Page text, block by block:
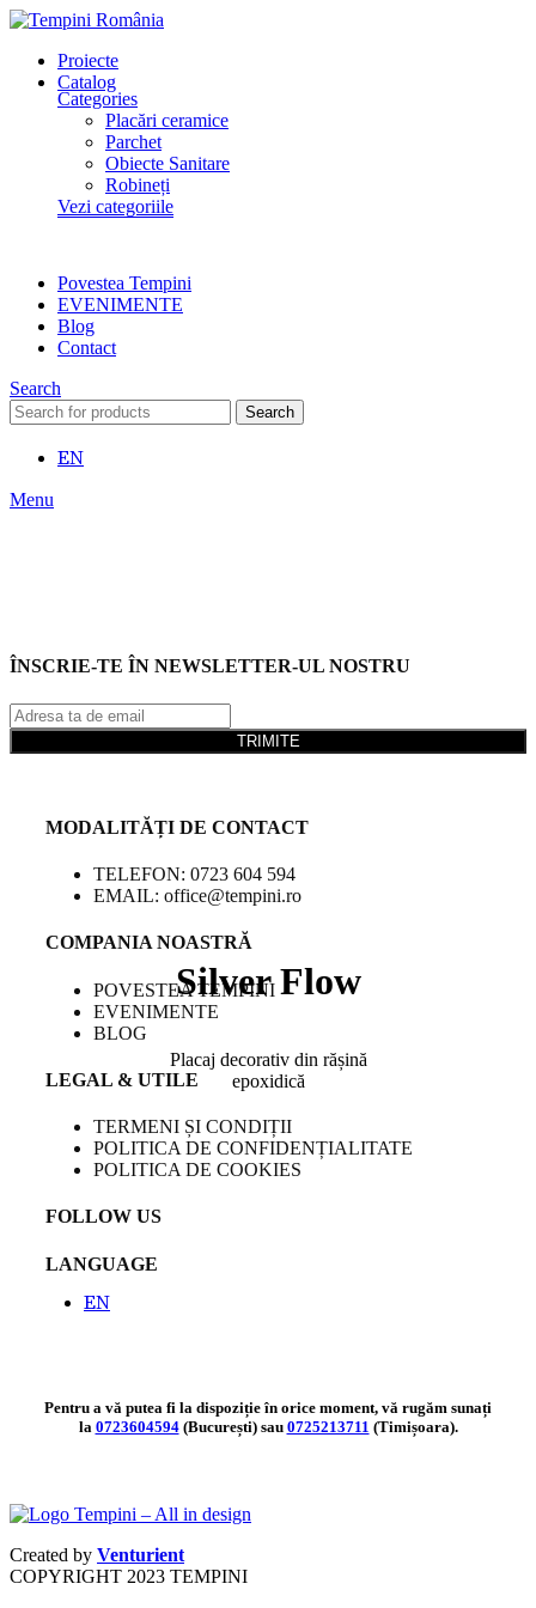
Proiecte
Catalog
Categories
Placări ceramice
Parchet
Obiecte Sanitare
Robineți
Vezi categoriile
Povestea Tempini
EVENIMENTE
Blog
Contact
Search
Search
EN
Menu
Silver Flow
Placaj decorativ din rășină
epoxidică
ÎNSCRIE-TE ÎN NEWSLETTER-UL NOSTRU
TRIMITE
MODALITĂȚI DE CONTACT
TELEFON: 0723 604 594
EMAIL: office@tempini.ro
COMPANIA NOASTRĂ
POVESTEA TEMPINI
EVENIMENTE
BLOG
LEGAL & UTILE
TERMENI ȘI CONDIȚII
POLITICA DE CONFIDENȚIALITATE
POLITICA DE COOKIES
FOLLOW US
LANGUAGE
EN
Pentru a vă putea fi la dispoziție în orice moment, vă rugăm sunați
la 0723604594(București) sau 0725213711 (Timișoara).
Created by Venturient
COPYRIGHT 2023 TEMPINI